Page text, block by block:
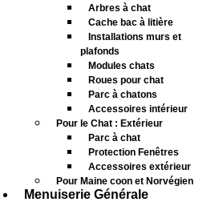
Arbres à chat
Cache bac à litière
Installations murs et
plafonds
Modules chats
Roues pour chat
Parc à chatons
Accessoires intérieur
Pour le Chat : Extérieur
Parc à chat
Protection Fenêtres
Accessoires extérieur
Pour Maine coon et Norvégien
Menuiserie Générale